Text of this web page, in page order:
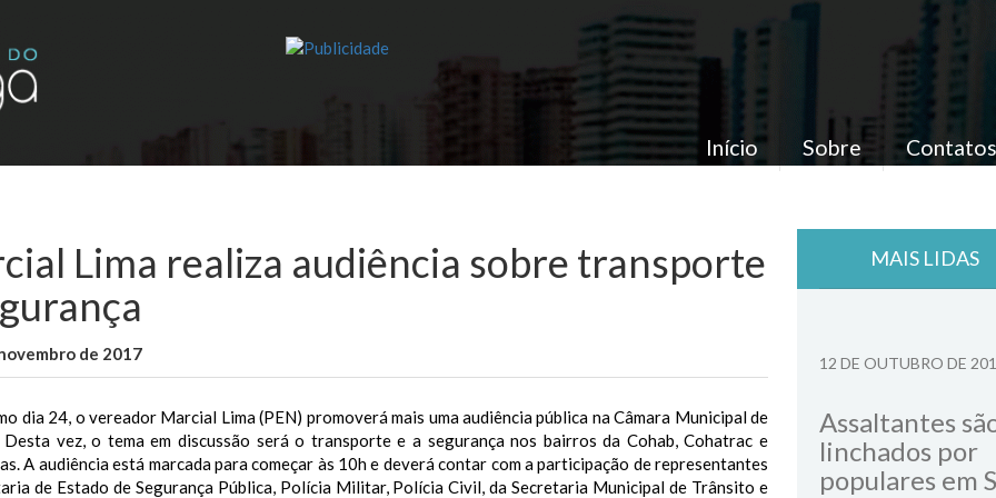
Início Sobre Contatos
Lima realiza audiência sobre transporte
de 2017
dia 24, o vereador Marcial Lima (PEN) promoverá mais uma audiência pública na Câmara Municipal de
Desta vez, o tema em discussão será o transporte e a segurança nos bairros da Cohab, Cohatrac e
A audiência está marcada para começar às 10h e deverá contar com a participação de representantes
de Estado de Segurança Pública, Polícia Militar, Polícia Civil, da Secretaria Municipal de Trânsito e
MAIS LIDAS
12 DE OUTUBRO DE
Assaltantes
linchados por
populares em